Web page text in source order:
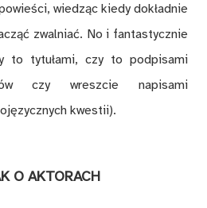
wiedząc kiedy dokładnie
zwalniać. No i fantastycznie
to tytułami, czy to podpisami
czy wreszcie napisami
kwestii).
O AKTORACH